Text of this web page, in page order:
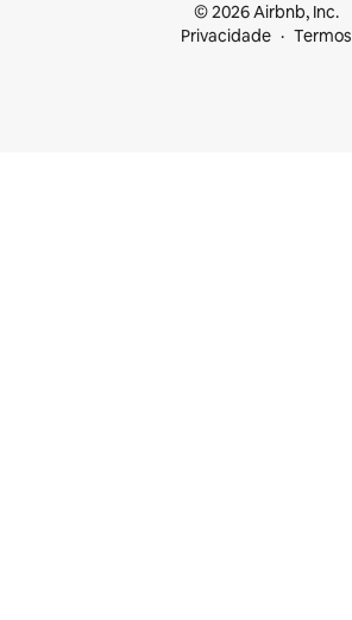
© 2026 Airbnb, Inc.
Privacidade
Termos